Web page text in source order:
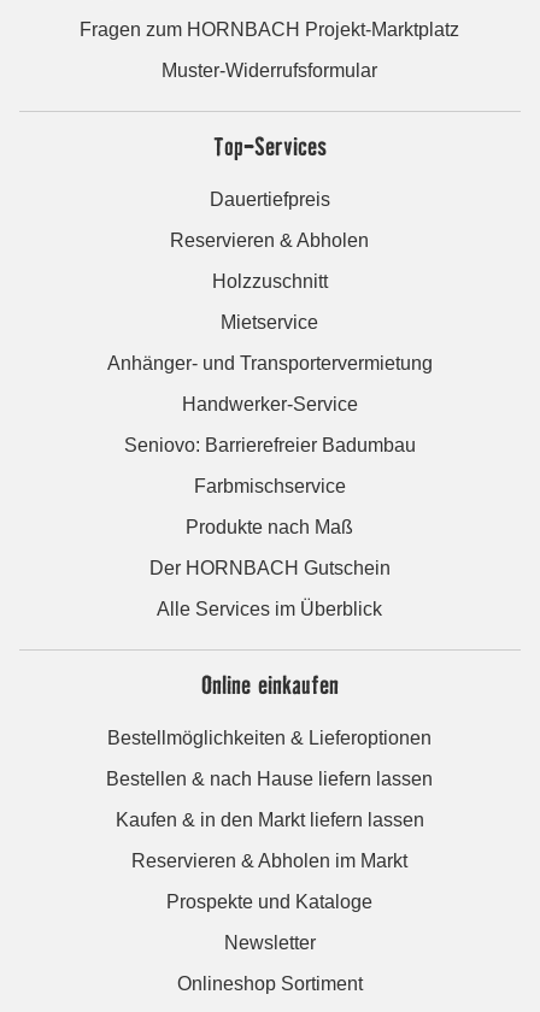
Fragen zum HORNBACH Projekt-Marktplatz
Muster-Widerrufsformular
Top-Services
Dauertiefpreis
Reservieren & Abholen
Holzzuschnitt
Mietservice
Anhänger- und Transportervermietung
Handwerker-Service
Seniovo: Barrierefreier Badumbau
Farbmischservice
Produkte nach Maß
Der HORNBACH Gutschein
Alle Services im Überblick
Online einkaufen
Bestellmöglichkeiten & Lieferoptionen
Bestellen & nach Hause liefern lassen
Kaufen & in den Markt liefern lassen
Reservieren & Abholen im Markt
Prospekte und Kataloge
Newsletter
Onlineshop Sortiment